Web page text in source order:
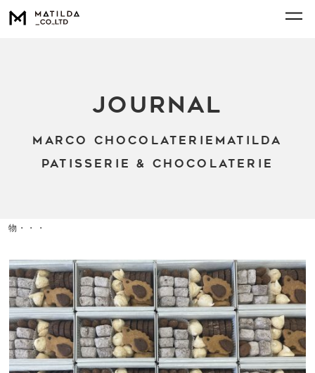
JOURNAL
marco chocolaterie MATILDA
Patisserie & Chocolaterie
物・・・